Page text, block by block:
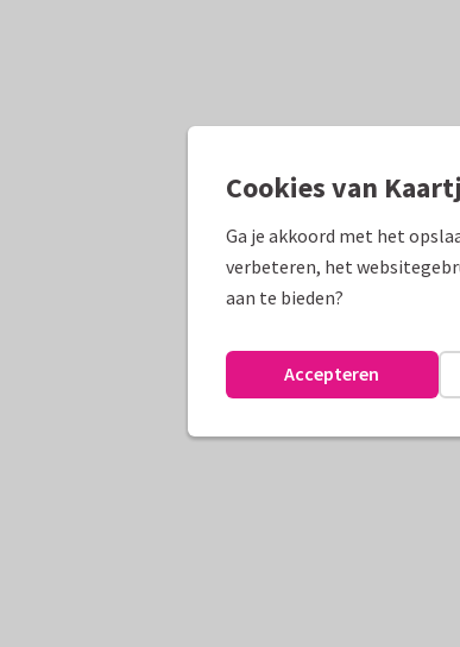
Cookies van
Ga je akkoord met het
verbeteren, het
aan te bieden?
Accepteren